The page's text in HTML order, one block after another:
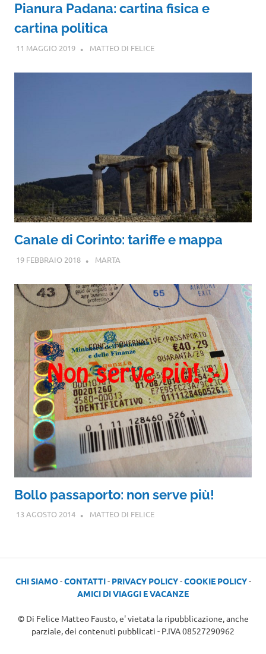
Pianura Padana: cartina fisica e
cartina politica
11 MAGGIO 2019 MATTEO DI FELICE
Canale di Corinto: tariffe e mappa
19 FEBBRAIO 2018 MARTA
Bollo passaporto: non serve più!
13 AGOSTO 2014 MATTEO DI FELICE
CHI SIAMO-CONTATTI- PRIVACY POLICY-COOKIE POLICY-
AMICI DI VIAGGI E VACANZE
© Di Felice Matteo Fausto, e' vietata la ripubblicazione, anche
parziale, dei contenuti pubblicati - P.IVA 08527290962